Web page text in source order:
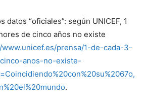
datos “oficiales”: según UNICEF, 1
de cinco años no existe
prensa/1-de-cada-3-
anos-no-existe-
.